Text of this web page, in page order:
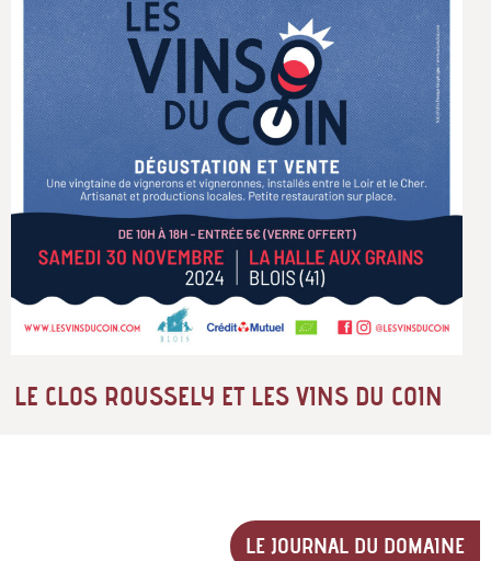
LE CLOS ROUSSELY ET LES VINS DU COIN
LE JOURNAL DU DOMAINE